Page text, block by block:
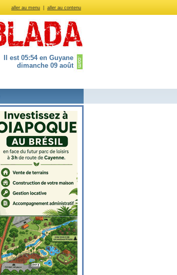
aller au menu aller au contenu
Il est 05:54 en Guyane
dimanche 09 août